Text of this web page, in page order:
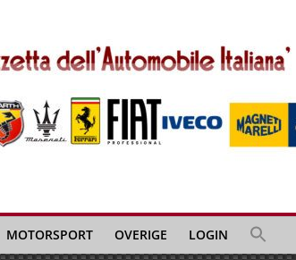
MOTORSPORT OVERIGE LOGIN